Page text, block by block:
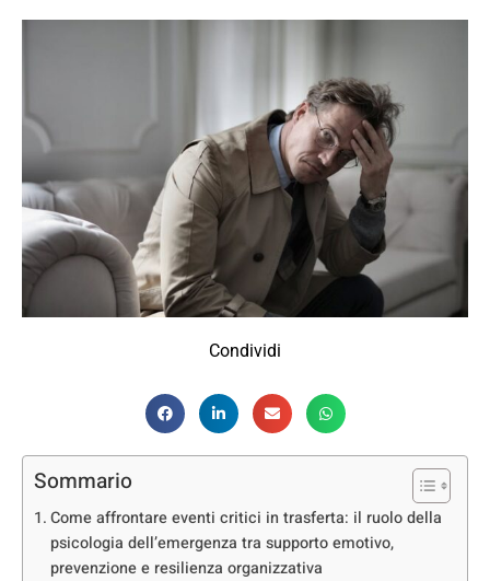
Condividi
Sommario
Come affrontare eventi critici in trasferta: il ruolo della
psicologia dell’emergenza tra supporto emotivo,
prevenzione e resilienza organizzativa